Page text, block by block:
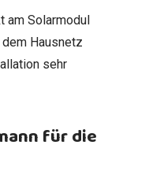
Solarmodul
Hausnetz
sehr
für die